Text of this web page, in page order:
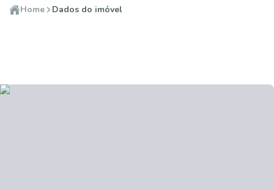
Home Dados do imóvel